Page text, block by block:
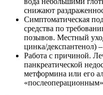
снижают
Симптоматическая
средства по
позывов. Местный
цинка/декспантенол)
Работа с причиной.
панкреатической
метформина или его